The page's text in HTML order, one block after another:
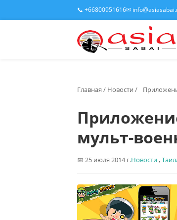
📞 +66800951616✉
Главная / Новости /
мульт-
25 июля 2014 г.Новости,